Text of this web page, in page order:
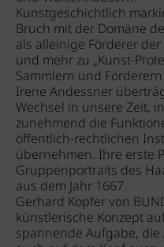
Kunstgeschichtlich
Bruch mit der Domäne
als alleinige Förderer
und mehr zu „Kunst-
Sammlern und
Irene Andessner
Wechsel in unsere Zeit,
zunehmend die
öffentlich-rechtlichen
übernehmen. Ihre erste
Gruppenportraits des
aus dem Jahr 1667.
Gerhard Kopfer von
künstlerische Konzept
spannende Aufgabe,